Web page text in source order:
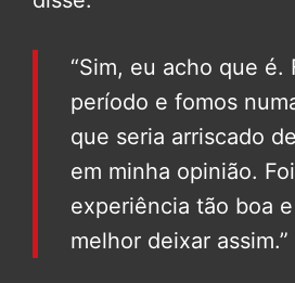
“Sim, eu acho que é.
período e fomos
que seria arriscado
em minha opinião.
experiência tão boa
melhor deixar assim.”